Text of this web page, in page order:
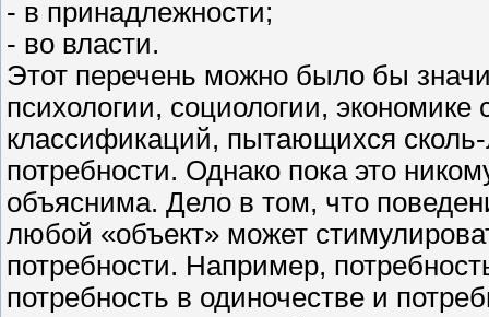
- в принадлежности;
- во власти.
Этот перечень можно было бы
психологии, социологии,
классификаций, пытающихся
потребности. Однако пока это
объяснима. Дело в том, что
любой «объект» может
потребности. Например,
потребность в одиночестве и